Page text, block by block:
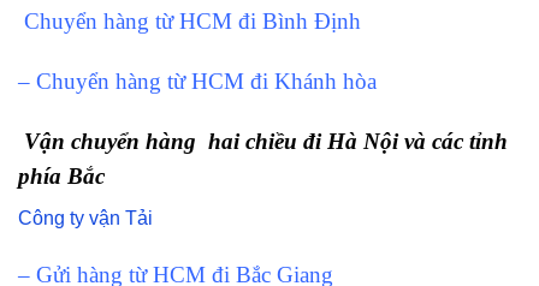
Chuyển hàng từ HCM đi Bình Định
– Chuyển hàng từ HCM đi Khánh hòa
Vận chuyển hàng hai chiều đi Hà Nội và các tỉnh
phía Bắc
Công ty vận Tải
– Gửi hàng từ HCM đi Bắc Giang